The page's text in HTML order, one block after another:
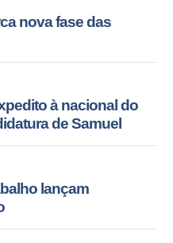
nova fase das
à nacional do
de Samuel
lançam